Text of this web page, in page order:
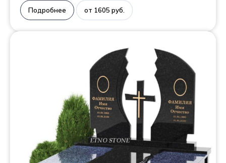
Подробнее от 1605 руб.